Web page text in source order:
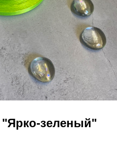
"Ярко-зеленый"